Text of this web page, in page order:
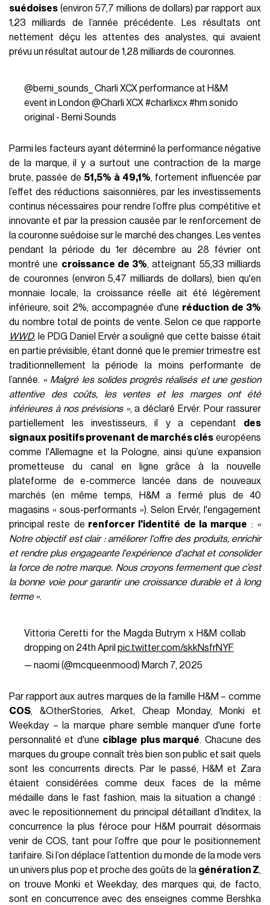
suédoises (environ 57,7 millions de dollars) par rapport aux
1,23 milliards de l’année précédente. Les résultats ont
nettement déçu les attentes des analystes, qui avaient
prévu un résultat autour de 1,28 milliards de couronnes.
@berni_sounds_
Charli XCX performance at H&M
event in London @Charli XCX#charlixcx#hm sonido
original - Berni Sounds
Parmi les facteurs ayant déterminé la performance négative
de la marque, il y a surtout une contraction de la marge
brute, passée de51,5% à 49,1%, fortement influencée par
l’effet des réductions saisonnières, par les investissements
continus nécessaires pour rendre l’offre plus compétitive et
innovante et par la pression causée par le renforcement de
la couronne suédoise sur le marché des changes. Les ventes
pendant la période du 1er décembre au 28 février ont
montré une croissance de 3%, atteignant 55,33 milliards
de couronnes (environ 5,47 milliards de dollars), bien qu'en
monnaie locale, la croissance réelle ait été légèrement
inférieure, soit 2%, accompagnée d'une réduction de 3%
du nombre total de points de vente. Selon ce que rapporte
WWD, le PDG Daniel Ervér a souligné que cette baisse était
en partie prévisible, étant donné que le premier trimestre est
traditionnellement la période la moins performante de
l’année. « Malgré les solides progrès réalisés et une gestion
attentive des coûts, les ventes et les marges ont été
inférieures à nos prévisions », a déclaré Ervér. Pour rassurer
partiellement les investisseurs, il y a cependant des
signaux positifs provenant de marchés clés européens
comme l'Allemagne et la Pologne, ainsi qu’une expansion
prometteuse du canal en ligne grâce à la nouvelle
plateforme de e-commerce lancée dans de nouveaux
marchés (en même temps, H&M a fermé plus de 40
magasins « sous-performants »). Selon Ervér, l'engagement
principal reste de renforcer l'identité de la marque : «
Notre objectif est clair : améliorer l'offre des produits, enrichir
et rendre plus engageante l'expérience d'achat et consolider
la force de notre marque. Nous croyons fermement que c’est
la bonne voie pour garantir une croissance durable et à long
terme ».
Vittoria Ceretti for the Magda Butrym x H&M collab
dropping on 24th April pic.twitter.com/skkNsfrNYF
— naomi (@mcqueenmood) March 7, 2025
Par rapport aux autres marques de la famille H&M – comme
COS, &OtherStories, Arket, Cheap Monday, Monki et
Weekday – la marque phare semble manquer d'une forte
personnalité et d'une ciblage plus marqué. Chacune des
marques du groupe connaît très bien son public et sait quels
sont les concurrents directs. Par le passé, H&M et Zara
étaient considérées comme deux faces de la même
médaille dans le fast fashion, mais la situation a changé :
avec le repositionnement du principal détaillant d’Inditex, la
concurrence la plus féroce pour H&M pourrait désormais
venir de COS, tant pour l’offre que pour le positionnement
tarifaire. Si l’on déplace l’attention du monde de la mode vers
un univers plus pop et proche des goûts de la génération Z,
on trouve Monki et Weekday, des marques qui, de facto,
sont en concurrence avec des enseignes comme Bershka